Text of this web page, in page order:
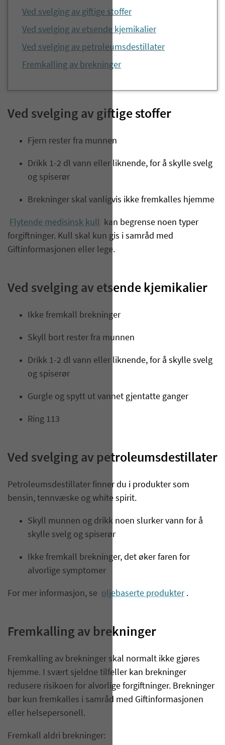
​​​​​​​​​​​Ved svelging av giftige stoffer
Ved svelging av etsende kjemikalier
Ved svelging av petroleumsdestillater
Fremkalling av brekninger
​​​​​​​​​​​Ved svelging av giftige stoffer
Fjern rester fra munnen
Drikk 1-2 dl vann eller liknende, for å skylle svelg
og spiserør
Brekninger skal vanligvis ikke fremkalles hjemme
Flytende medisinsk kull
kan begrense noen typer
forgiftninger. Kull skal kun gis i samråd med
Giftinformasjonen eller lege.
Ved svelging av etsende kjemikalier
Ikke fremkall brekninger
Skyll bort rester fra munnen
Drikk 1-2 dl vann eller liknende, for å skylle svelg
og spiserør
Gurgle og spytt ut vannet gjentatte ganger
Ring 113
Ved svelging av petroleumsdestillater
Petroleumsdestillater finner du i produkter som
bensin, tennvæske og white spirit.
Skyll munnen og drikk noen slurker vann for å
skylle svelg og spiserør
Ikke fremkall brekninger, det øker faren for
alvorlige symptomer
For mer informasjon, se oljebaserte produkter .
Fremkalling av brekninger
Fremkalling av brekninger skal normalt ikke gjøres
hjemme. I svært sjeldne tilfeller kan brekninger
redusere risikoen for alvorlige forgiftninger. Brekninger
bør kun fremkalles i samråd med Giftinformasjonen
eller helsepersonell.
Fremkall aldri brekninger:​